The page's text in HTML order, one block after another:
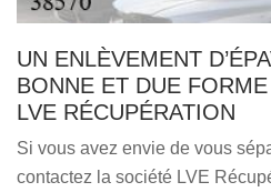
UN ENLÈVEMENT
BONNE ET DUE
LVE RÉCUPÉRATION
Si vous avez envie de vous
contactez la société LVE